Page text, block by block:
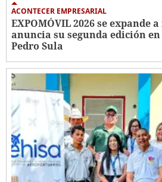
ACONTECER EMPRESARIAL
EXPOMÓVIL 2026 se expande
anuncia su segunda edición
Pedro Sula